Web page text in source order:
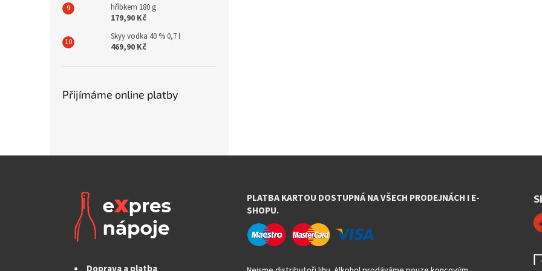
hříbkem 180 g
179,90 Kč
Skyy vodka 40 % 0,7 l
469,90 Kč
Přijímáme online platby
PLATBA KARTOU DOSTUPNÁ NA VŠECH PRODEJNÁCH I E-
SHOPU.